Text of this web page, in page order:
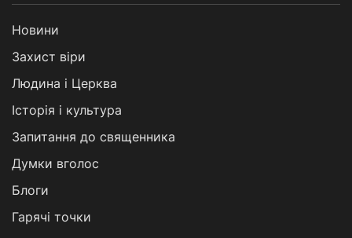
Новини
Захист віри
Людина і Церква
Історія і культура
Запитання до священника
Думки вголос
Блоги
Гарячі точки